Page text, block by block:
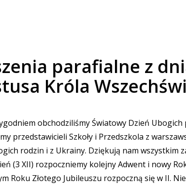
parafialne z
Króla
obchodziliśmy Światowy Dzień Ubogich
przedstawicieli Szkoły i Przedszkola z
rodzin i z Ukrainy. Dziękują nam wszystkim
(3 XII) rozpoczniemy kolejny Adwent i nowy
Roku Złotego Jubileuszu rozpoczną się w II.